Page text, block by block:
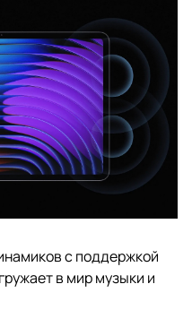
с поддержкой
в мир музыки и